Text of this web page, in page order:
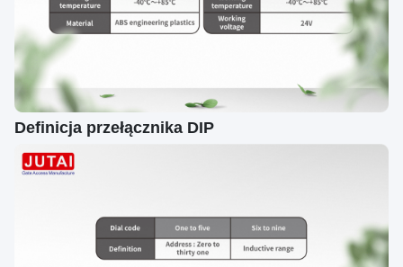
Definicja przełącznika DIP